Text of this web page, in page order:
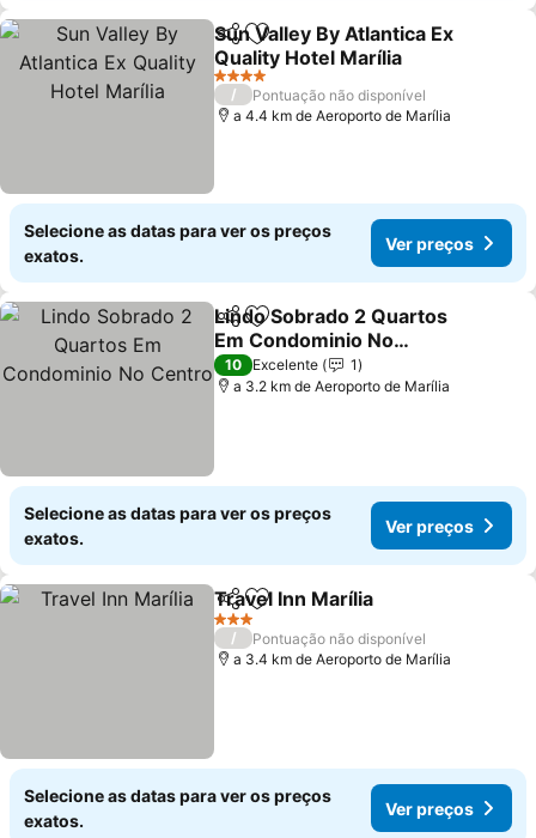
PartilharAdicionar aos favoritos
Sun Valley By Atlantica Ex
Quality Hotel Marília
4 Estrelas
/
Pontuação não disponível
a 4.4 km de Aeroporto de Marília
Selecione as datas para ver os preços
exatos.
Ver preços
PartilharAdicionar aos favoritos
Lindo Sobrado 2 Quartos
Em Condominio No
Centro
10 Excelente
1
a 3.2 km de Aeroporto de Marília
Selecione as datas para ver os preços
exatos.
Ver preços
PartilharAdicionar aos favoritos
Travel Inn Marília
3 Estrelas
/
Pontuação não disponível
a 3.4 km de Aeroporto de Marília
Selecione as datas para ver os preços
exatos.
Ver preços